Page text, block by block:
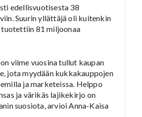
edellisvuotisesta 38
Suurin yllättäjä oli kuitenkin
81 miljoonaa
viime vuosina tullut kaupan
jota myydään kukkakauppojen
ja marketeissa. Helppo
ja värikäs lajikekirjo on
suosiota, arvioi Anna-Kaisa